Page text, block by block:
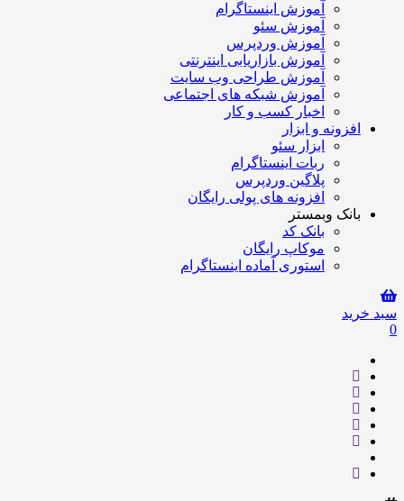
آموزش اینستاگرام
آموزش سئو
آموزش وردپرس
آموزش بازاریابی اینترنتی
آموزش طراحی وب سایت
آموزش شبکه های اجتماعی
اخبار کسب و کار
افزونه و ابزار
ابزار سئو
ربات اینستاگرام
پلاگین وردپرس
افزونه های پولی رایگان
بانک وبمستر
بانک کد
موکاپ رایگان
استوری آماده اینستاگرام
سبد خرید
0